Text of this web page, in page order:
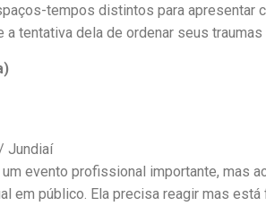
tempos distintos para apresentar
tentativa dela de ordenar seus
Jundiaí
evento profissional importante, mas
em público. Ela precisa reagir mas